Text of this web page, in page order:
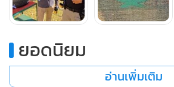
ยอดนิยม
อ่านเพิ่มเติม